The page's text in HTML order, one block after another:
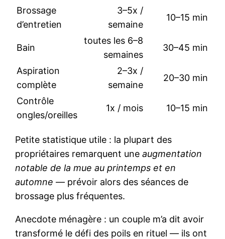
Brossage
d’entretien
3–5x /
semaine
10–15 min
Bain
toutes les 6–8
semaines
30–45 min
Aspiration
complète
2–3x /
semaine
20–30 min
Contrôle
ongles/oreilles
1x / mois 10–15 min
Petite statistique utile : la plupart des
propriétaires remarquent uneaugmentation
notable de la mue au printemps et en
automne — prévoir alors des séances de
brossage plus fréquentes.
Anecdote ménagère : un couple m’a dit avoir
transformé le défi des poils en rituel — ils ont